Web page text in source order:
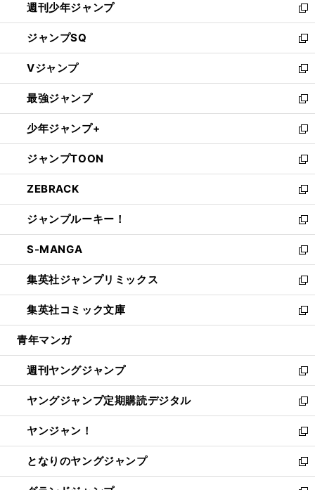
く
週刊少年ジャンプ
新
し
い
ウ
ィ
ン
ド
ウ
で
開
く
ジャンプSQ
新
し
い
ウ
ィ
ン
ド
ウ
で
開
く
Vジャンプ
新
し
い
ウ
ィ
ン
ド
ウ
で
開
く
最強ジャンプ
新
し
い
ウ
ィ
ン
ド
ウ
で
開
く
少年ジャンプ+
新
し
い
ウ
ィ
ン
ド
ウ
で
開
く
ジャンプTOON
新
し
い
ウ
ィ
ン
ド
ウ
で
開
く
ZEBRACK
新
し
い
ウ
ィ
ン
ド
ウ
で
開
ジャンプルーキー！
新
し
い
ウ
ィ
ン
ド
ウ
開
く
S-MANGA
新
し
い
ウ
ィ
ン
ウ
で
開
く
集英社ジャンプリミックス
新
し
い
ウ
ン
ド
ウ
で
開
く
集英社コミック文庫
新
し
ウ
ィ
ン
ド
ウ
で
開
く
青年マンガ
週刊ヤングジャンプ
新
し
い
ウ
ィ
ン
ド
ウ
ヤングジャンプ定期購読デジタル
新
し
い
ウ
ィ
ン
ヤンジャン！
新
し
い
ウ
となりのヤングジャンプ
新
し